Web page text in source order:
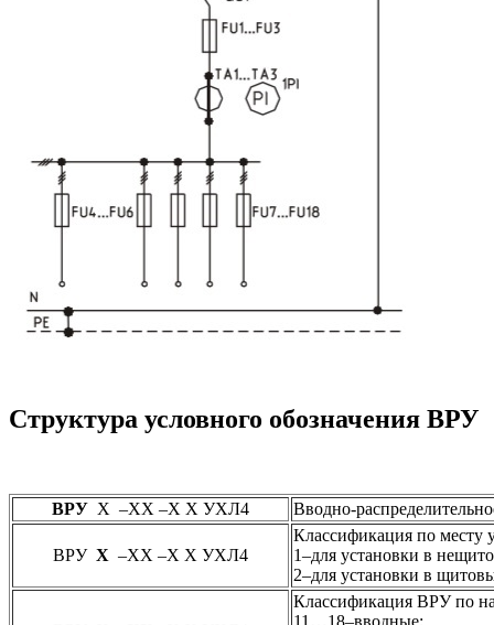
Структура условного обозначения ВРУ
ВРУ Х –ХХ –Х Х УХЛ4 Вводно-
ВРУ Х –ХХ –Х Х УХЛ4
Классификация по месту
1–для установки в
2–для установки в
Классификация ВРУ по